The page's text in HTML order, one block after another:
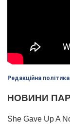
Редакційна політика